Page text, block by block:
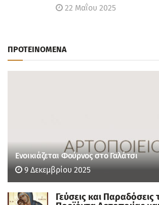
22 Μαΐου 2025
ΠΡΟΤΕΙΝΟΜΕΝΑ
Ενοικιάζεται Φούρνος στο Γαλάτσι
9 Δεκεμβρίου 2025
Γεύσεις και Παραδόσεις